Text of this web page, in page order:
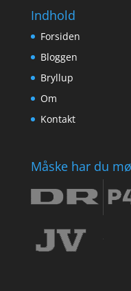
Indhold
Forsiden
Bloggen
Bryllup
Om
Kontakt
Måske har du